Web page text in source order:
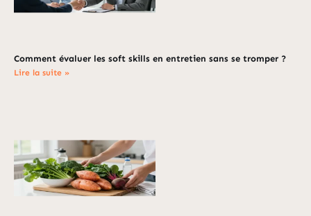
Comment évaluer les soft skills en entretien sans se tromper ?
Lire la suite »